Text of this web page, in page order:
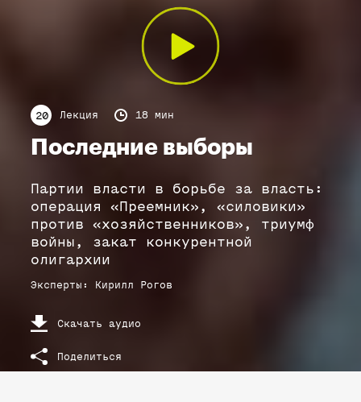
20 Лекция 18 мин
Последние выборы
Партии власти в борьбе за власть:
операция «Преемник», «силовики»
против «хозяйственников», триумф
войны, закат конкурентной
олигархии
Эксперты : Кирилл Рогов
Скачать аудио
Поделиться